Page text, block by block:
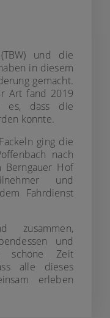
und die
in diesem
gemacht.
Art fand 2019
es, dass die
konnte.
ging die
nach
Berngauer Hof
und
Fahrdienst
zusammen,
und
schöne Zeit
alle dieses
erleben